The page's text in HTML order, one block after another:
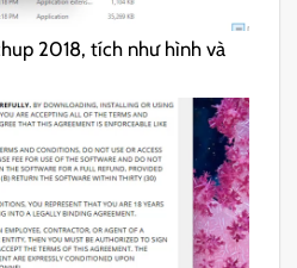
2018, tích như hình và